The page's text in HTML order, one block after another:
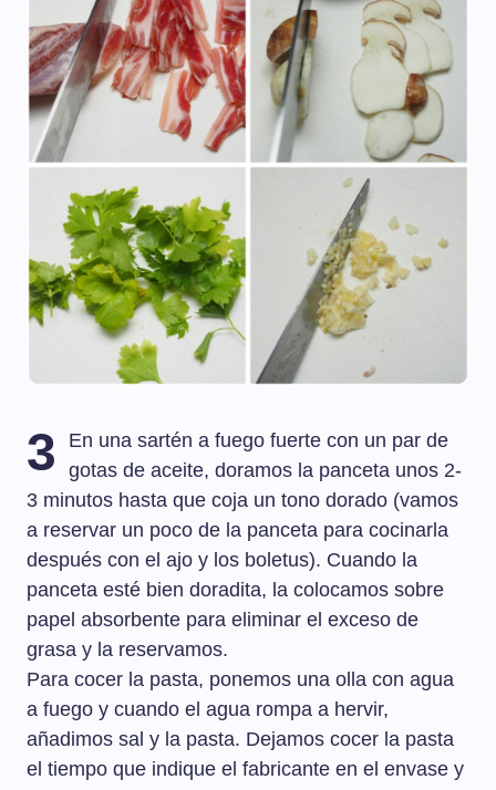
3
En una sartén a fuego fuerte con un par de
gotas de aceite, doramos la panceta unos 2-
3 minutos hasta que coja un tono dorado (vamos
a reservar un poco de la panceta para cocinarla
después con el ajo y los boletus). Cuando la
panceta esté bien doradita, la colocamos sobre
papel absorbente para eliminar el exceso de
grasa y la reservamos.
Para cocer la pasta, ponemos una olla con agua
a fuego y cuando el agua rompa a hervir,
añadimos sal y la pasta. Dejamos cocer la pasta
el tiempo que indique el fabricante en el envase y